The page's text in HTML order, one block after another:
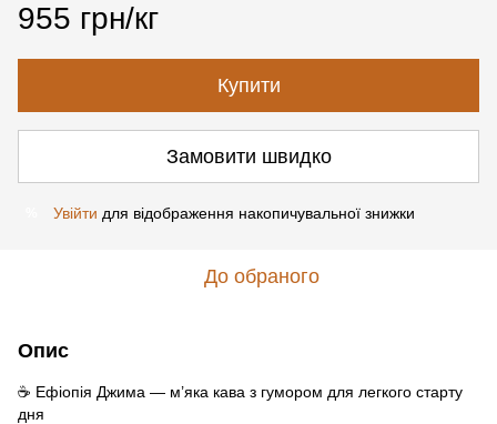
955 грн/кг
Купити
Замовити швидко
Увійти для відображення накопичувальної знижки
До обраного
Опис
☕ Ефіопія Джима — м’яка кава з гумором для легкого старту
дня